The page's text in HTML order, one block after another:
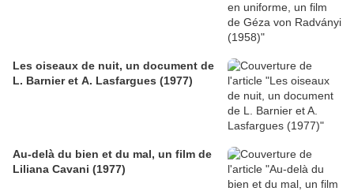
Les oiseaux de nuit, un document de
L. Barnier et A. Lasfargues (1977)
Au-delà du bien et du mal, un film de
Liliana Cavani (1977)